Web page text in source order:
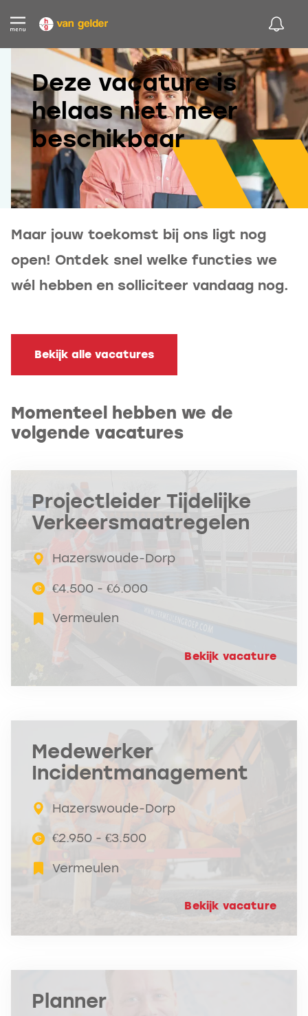
Deze vacature is
helaas niet meer
beschikbaar
Maar jouw toekomst bij ons ligt nog
open! Ontdek snel welke functies we
wél hebben en solliciteer vandaag nog.
Bekijk alle vacatures
Momenteel hebben we de
volgende vacatures
Projectleider Tijdelijke
Verkeersmaatregelen
Hazerswoude-Dorp
€4.500 - €6.000
Vermeulen
Bekijk vacature
Medewerker
Incidentmanagement
Hazerswoude-Dorp
€2.950 - €3.500
Vermeulen
Bekijk vacature
Planner